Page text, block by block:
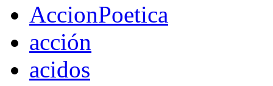
AccionPoetica
acción
acidos